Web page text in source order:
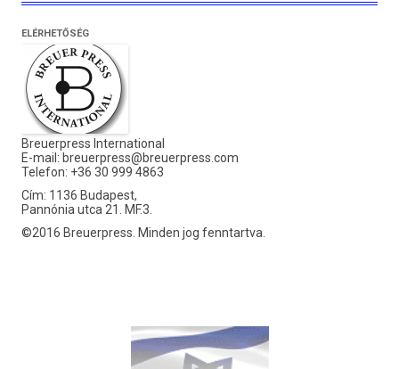
ELÉRHETŐSÉG
Breuerpress International
E-mail: breuerpress@breuerpress.com
Telefon: +36 30 999 4863
Cím: 1136 Budapest,
Pannónia utca 21. MF.3.
©2016 Breuerpress. Minden jog fenntartva.